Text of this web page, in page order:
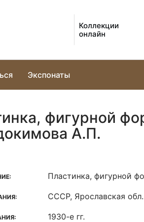
Коллекции
онлайн
Экспонаты
фигурной
А.П.
Пластинка, фигурной
СССР, Ярославская
1930-е гг.